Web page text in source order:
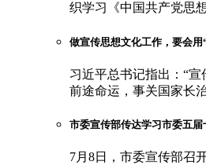
织学习《中国共产党思
做宣传思想文化工作，要会
习近平总书记指出：“
前途命运，事关国家长
市委宣传部传达学习市委五
7月8日，市委宣传部召